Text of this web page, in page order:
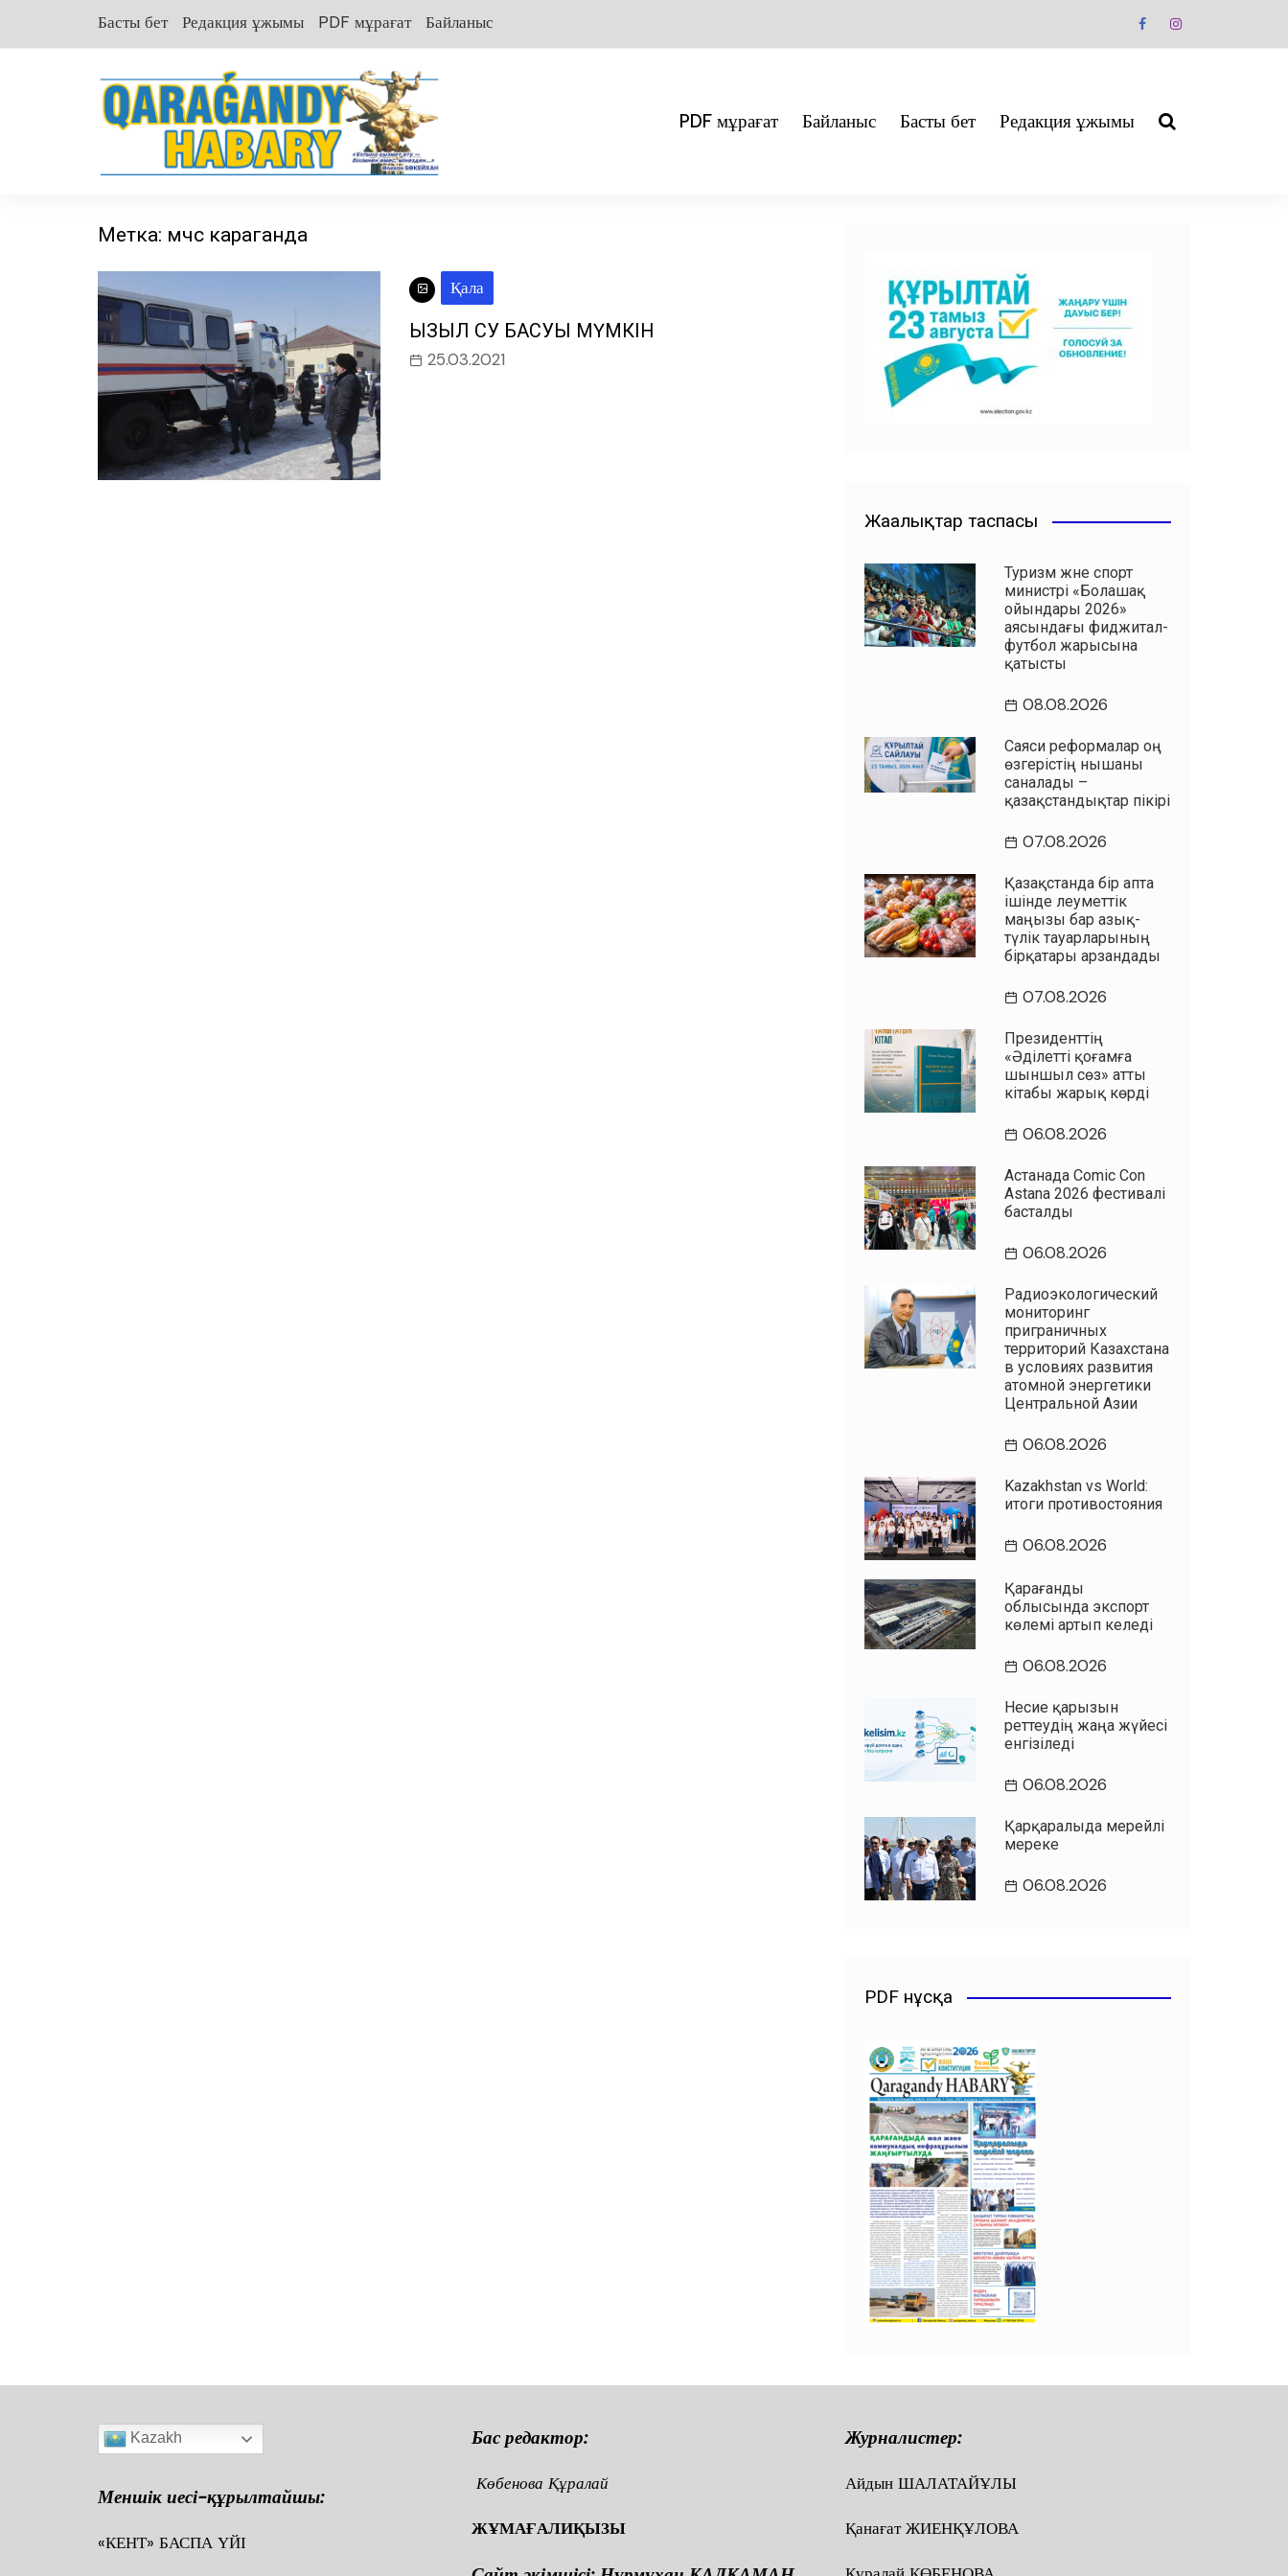
Басты бет Редакция ұжымы PDF мұрағат Байланыс
PDF мұрағат Байланыс Басты бет Редакция ұжымы
Метка: мчс караганда
Қала
ҚЫЗЫЛ СУ БАСУЫ МҮМКІН
25.03.2021
Жаңалықтар таспасы
Туризм және спорт
министрі «Болашақ
ойындары 2026»
аясындағы фиджитал-
футбол жарысына
қатысты
08.08.2026
Саяси реформалар оң
өзгерістің нышаны
саналады –
қазақстандықтар пікірі
07.08.2026
Қазақстанда бір апта
ішінде әлеуметтік
маңызы бар азық-
түлік тауарларының
бірқатары арзандады
07.08.2026
Президенттің
«Әділетті қоғамға
шыншыл сөз» атты
кітабы жарық көрді
06.08.2026
Астанада Comic Con
Astana 2026 фестивалі
басталды
06.08.2026
Радиоэкологический
мониторинг
приграничных
территорий Казахстана
в условиях развития
атомной энергетики
Центральной Азии
06.08.2026
Kazakhstan vs World:
итоги противостояния
06.08.2026
Қарағанды
облысында экспорт
көлемі артып келеді
06.08.2026
Несие қарызын
реттеудің жаңа жүйесі
енгізіледі
06.08.2026
Қарқаралыда мерейлі
мереке
06.08.2026
PDF нұсқа
Kazakh
Меншік иесі-құрылтайшы:
«КЕНТ» БАСПА ҮЙІ
Бас редактор:
Көбенова Құралай
ЖҰМАҒАЛИҚЫЗЫ
Журналистер:
Айдын ШАЛАТАЙҰЛЫ
Қанағат ЖИЕНҚҰЛОВА